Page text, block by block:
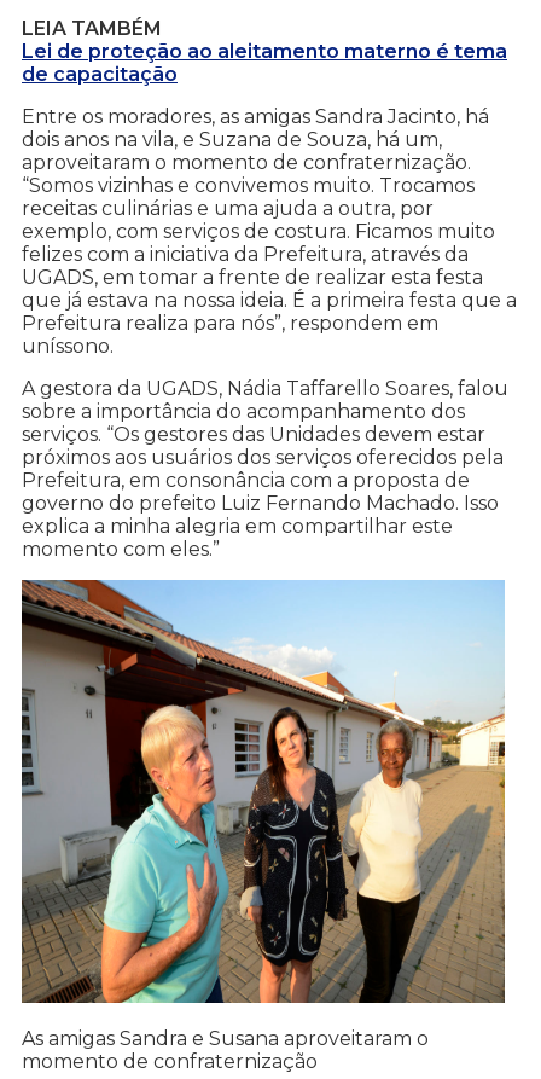
LEIA TAMBÉM
Lei de proteção ao aleitamento materno é tema
de capacitação
Entre os moradores, as amigas Sandra Jacinto, há
dois anos na vila, e Suzana de Souza, há um,
aproveitaram o momento de confraternização.
“Somos vizinhas e convivemos muito. Trocamos
receitas culinárias e uma ajuda a outra, por
exemplo, com serviços de costura. Ficamos muito
felizes com a iniciativa da Prefeitura, através da
UGADS, em tomar a frente de realizar esta festa
que já estava na nossa ideia. É a primeira festa que a
Prefeitura realiza para nós”, respondem em
uníssono.
A gestora da UGADS, Nádia Taffarello Soares, falou
sobre a importância do acompanhamento dos
serviços. “Os gestores das Unidades devem estar
próximos aos usuários dos serviços oferecidos pela
Prefeitura, em consonância com a proposta de
governo do prefeito Luiz Fernando Machado. Isso
explica a minha alegria em compartilhar este
momento com eles.”
As amigas Sandra e Susana aproveitaram o
momento de confraternização